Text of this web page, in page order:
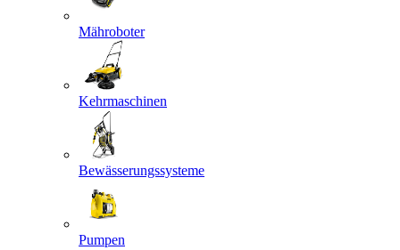
Mähroboter
Kehrmaschinen
Bewässerungssysteme
Pumpen